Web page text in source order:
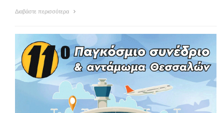
Διαβάστε περισσότερα